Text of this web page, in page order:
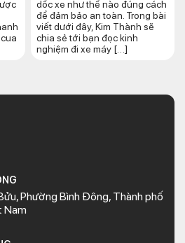
dốc xe như thế nào đúng cách
để đảm bảo an toàn. Trong bài
viết dưới đây, Kim Thành sẽ
chia sẻ tới bạn đọc kinh
nghiệm đi xe máy […]
Phường Bình Đông, Thành phố
Nam